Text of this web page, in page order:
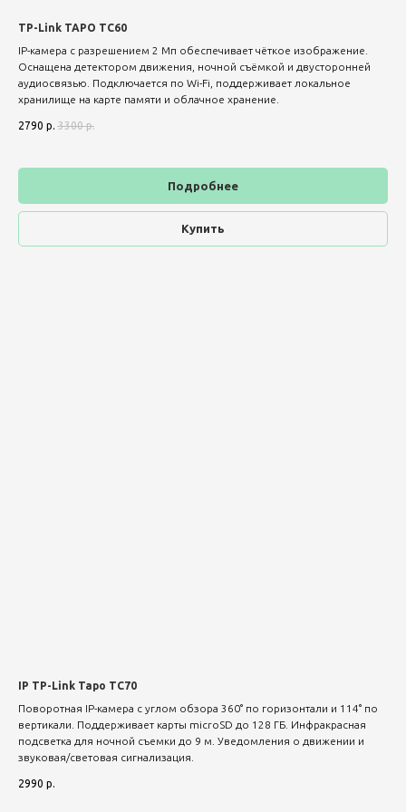
TP-Link TAPO TC60
IP-камера с разрешением 2 Мп обеспечивает чёткое изображение.
Оснащена детектором движения, ночной съёмкой и двусторонней
аудиосвязью. Подключается по Wi-Fi, поддерживает локальное
хранилище на карте памяти и облачное хранение.
2790 р. 3300 р.
Подробнее
Купить
IP TP-Link Tapo TC70
Поворотная IP-камера с углом обзора 360° по горизонтали и 114° по
вертикали. Поддерживает карты microSD до 128 ГБ. Инфракрасная
подсветка для ночной съемки до 9 м. Уведомления о движении и
звуковая/световая сигнализация.
2990 р.